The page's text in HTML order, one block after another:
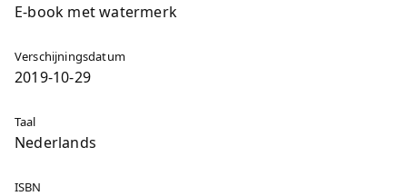
E-book met watermerk
Verschijningsdatum
2019-10-29
Taal
Nederlands
ISBN